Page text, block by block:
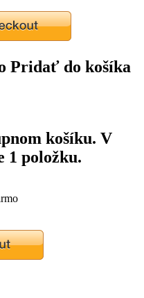
Pridať do košíka
košíku. V
1 položku.